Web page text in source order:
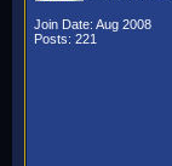
Join Date: Aug 2008
Posts: 221